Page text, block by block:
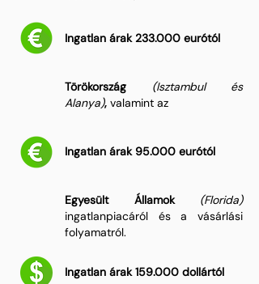
Ingatlan árak 233.000 eurótól
Törökország (Isztambul és
Alanya), valamint az
Ingatlan árak 95.000 eurótól
Egyesült Államok
(Florida)
ingatlanpiacáról és a vásárlási
folyamatról.
Ingatlan árak 159.000 dollártól